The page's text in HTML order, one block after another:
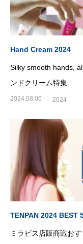
Hand Cream 2024
Silky smooth hands,
ンドクリーム特集
2024.08.06 2024
TENPAN 2024 BEST
ミラビス店販商戦お